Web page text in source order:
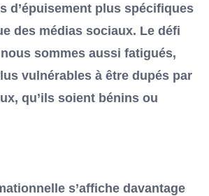
d’épuisement plus spécifiques
des médias sociaux. Le défi
sommes aussi fatigués,
vulnérables à être dupés par
qu’ils soient bénins ou
s’affiche davantage